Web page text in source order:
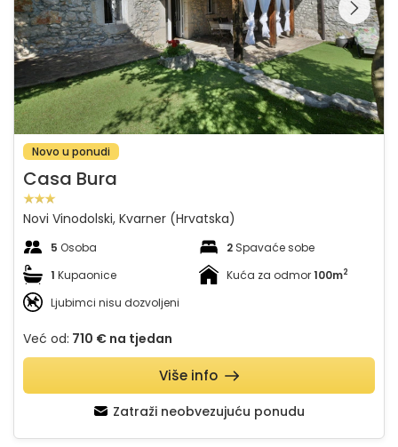
galeriju na
Novo u ponudi
Casa Bura
Novi Vinodolski, Kvarner (Hrvatska)
5 Osoba 2 Spavaće sobe
1 Kupaonice Kuća za odmor100m2
Ljubimci nisu dozvoljeni
Već od: 710 € na tjedan
Zatraži neobvezujuću ponudu
Više info